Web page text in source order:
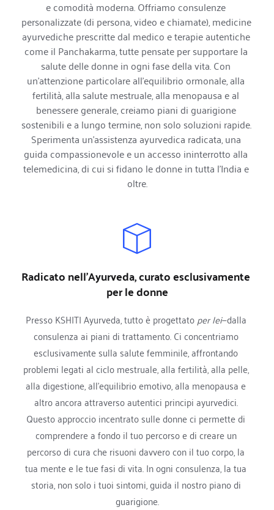
e comodità moderna. Offriamo consulenze
personalizzate (di persona, video e chiamate), medicine
ayurvediche prescritte dal medico e terapie autentiche
come il Panchakarma, tutte pensate per supportare la
salute delle donne in ogni fase della vita. Con
un'attenzione particolare all'equilibrio ormonale, alla
fertilità, alla salute mestruale, alla menopausa e al
benessere generale, creiamo piani di guarigione
sostenibili e a lungo termine, non solo soluzioni rapide.
Sperimenta un'assistenza ayurvedica radicata, una
guida compassionevole e un accesso ininterrotto alla
telemedicina, di cui si fidano le donne in tutta l'India e
oltre.
Radicato nell'Ayurveda, curato esclusivamente
per le donne
Presso KSHITI Ayurveda, tutto è progettato per lei—dalla
consulenza ai piani di trattamento. Ci concentriamo
esclusivamente sulla salute femminile, affrontando
problemi legati al ciclo mestruale, alla fertilità, alla pelle,
alla digestione, all'equilibrio emotivo, alla menopausa e
altro ancora attraverso autentici principi ayurvedici.
Questo approccio incentrato sulle donne ci permette di
comprendere a fondo il tuo percorso e di creare un
percorso di cura che risuoni davvero con il tuo corpo, la
tua mente e le tue fasi di vita. In ogni consulenza, la tua
storia, non solo i tuoi sintomi, guida il nostro piano di
guarigione.